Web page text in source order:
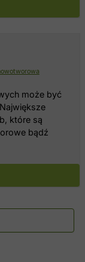
może być
które są
bądź